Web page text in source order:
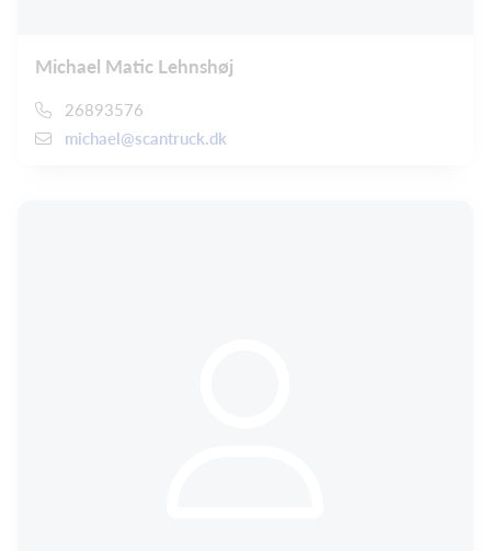
Michael Matic Lehnshøj
26893576
michael@scantruck.dk